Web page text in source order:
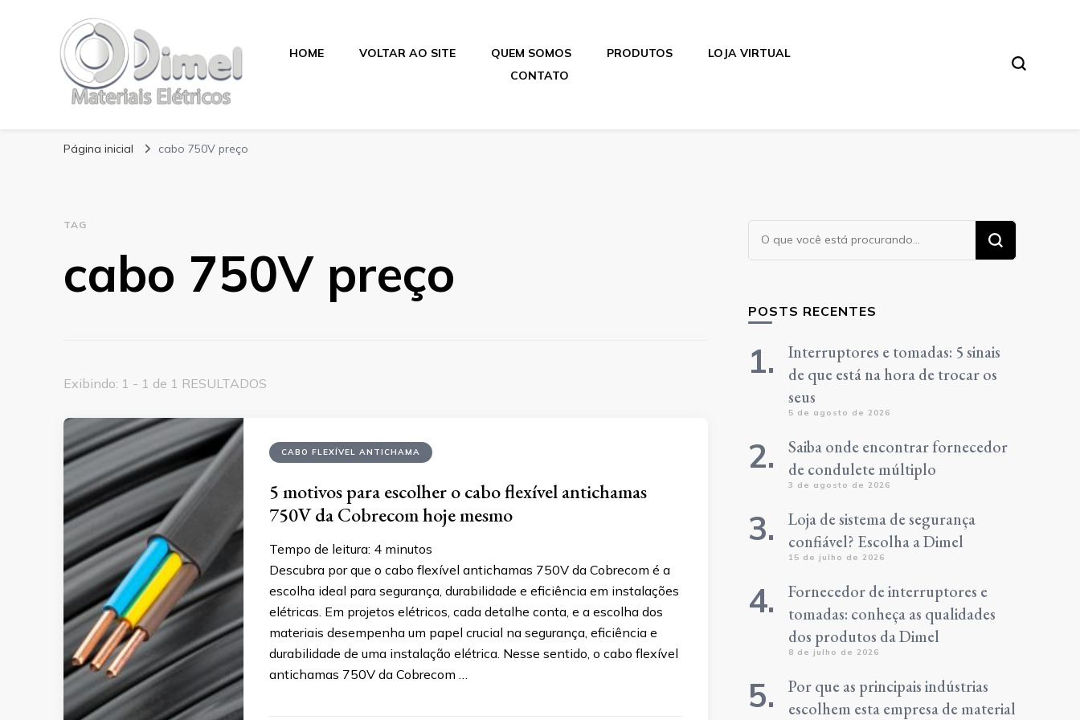
Blog Dimel
HOME VOLTAR AO SITE QUEM SOMOS PRODUTOS
LOJA VIRTUAL
CONTATO
Página inicial cabo 750V preço
TAG
cabo 750V preço
Exibindo: 1 - 1 de 1 RESULTADOS
CABO FLEXÍVEL ANTICHAMA
5 motivos para escolher o cabo flexível antichamas
750V da Cobrecom hoje mesmo
Tempo de leitura: 4 minutos
Descubra por que o cabo flexível antichamas 750V da Cobrecom é a
escolha ideal para segurança, durabilidade e eficiência em instalações
elétricas. Em projetos elétricos, cada detalhe conta, e a escolha dos
materiais desempenha um papel crucial na segurança, eficiência e
durabilidade de uma instalação elétrica. Nesse sentido, o cabo flexível
antichamas 750V da Cobrecom …
Procurando
algo?
POSTS RECENTES
Interruptores e tomadas: 5 sinais
de que está na hora de trocar os
seus
5 de agosto de 2026
Saiba onde encontrar fornecedor
de condulete múltiplo
3 de agosto de 2026
Loja de sistema de segurança
confiável? Escolha a Dimel
15 de julho de 2026
Fornecedor de interruptores e
tomadas: conheça as qualidades
dos produtos da Dimel
8 de julho de 2026
Por que as principais indústrias
escolhem esta empresa de material